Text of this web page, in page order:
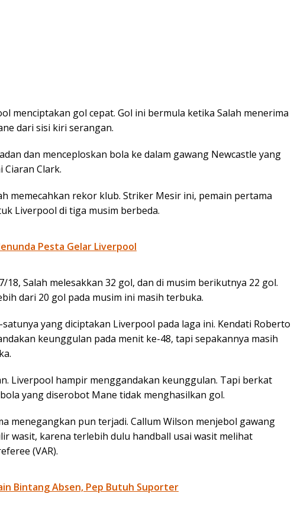
menciptakan gol cepat. Gol ini bermula ketika Salah menerima
dari sisi kiri serangan.
dan menceploskan bola ke dalam gawang Newcastle yang
Ciaran Clark.
memecahkan rekor klub. Striker Mesir ini, pemain pertama
Liverpool di tiga musim berbeda.
Pesta Gelar Liverpool
18, Salah melesakkan 32 gol, dan di musim berikutnya 22 gol.
dari 20 gol pada musim ini masih terbuka.
yang diciptakan Liverpool pada laga ini. Kendati Roberto
keunggulan pada menit ke-48, tapi sepakannya masih
Liverpool hampir menggandakan keunggulan. Tapi berkat
yang diserobot Mane tidak menghasilkan gol.
menegangkan pun terjadi. Callum Wilson menjebol gawang
wasit, karena terlebih dulu handball usai wasit melihat
(VAR).
Bintang Absen, Pep Butuh Suporter